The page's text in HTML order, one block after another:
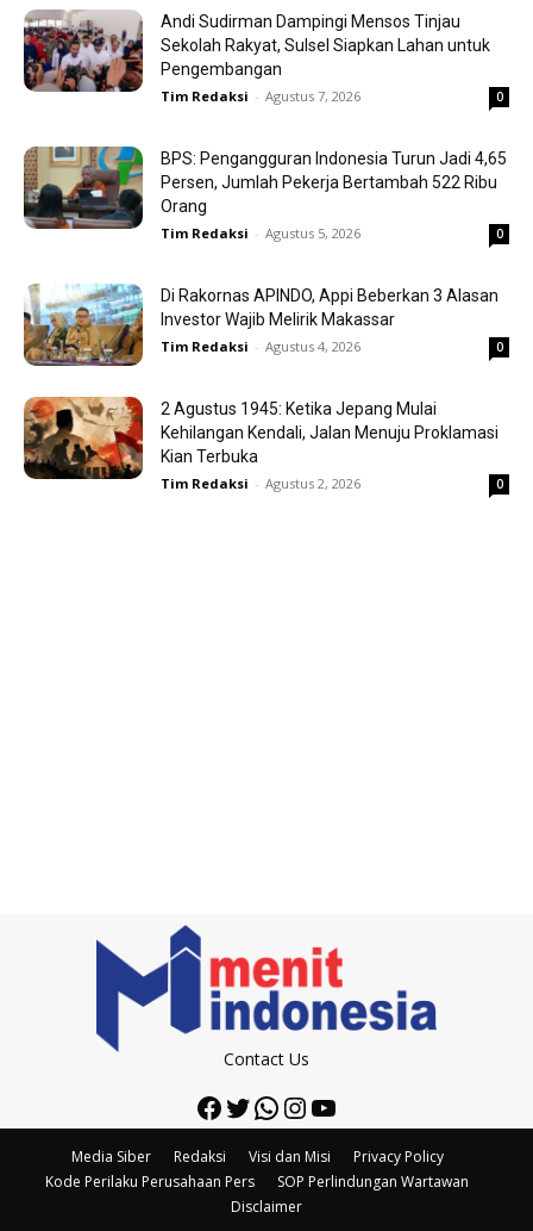
Andi Sudirman Dampingi Mensos Tinjau
Sekolah Rakyat, Sulsel Siapkan Lahan untuk
Pengembangan
Tim Redaksi - Agustus 7, 2026 0
BPS: Pengangguran Indonesia Turun Jadi 4,65
Persen, Jumlah Pekerja Bertambah 522 Ribu
Orang
Tim Redaksi - Agustus 5, 2026 0
Di Rakornas APINDO, Appi Beberkan 3 Alasan
Investor Wajib Melirik Makassar
Tim Redaksi - Agustus 4, 2026 0
2 Agustus 1945: Ketika Jepang Mulai
Kehilangan Kendali, Jalan Menuju Proklamasi
Kian Terbuka
Tim Redaksi - Agustus 2, 2026 0
Contact Us
Facebook
Twitter
WhatsApp
Instagram
YouTube
Media Siber Redaksi Visi dan Misi
Privacy Policy
Kode Perilaku Perusahaan Pers
SOP Perlindungan Wartawan
Disclaimer